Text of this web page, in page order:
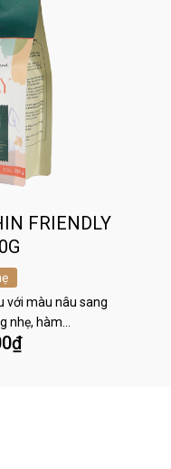
FRIENDLY
với màu nâu sang
nhẹ, hàm…
₫